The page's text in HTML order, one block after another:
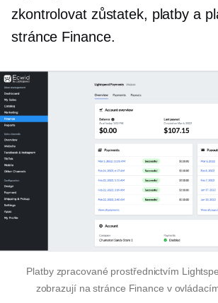
zkontrolovat zůstatek, platby a
stránce Finance.
Platby zpracované prostřednictvím
zobrazují na stránce Finance v